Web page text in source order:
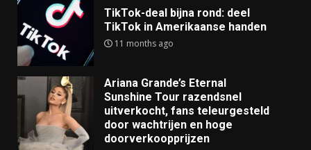
TikTok-deal bijna rond: deel
TikTok in Amerikaanse handen
11 months ago
Ariana Grande’s Eternal
Sunshine Tour razendsnel
uitverkocht, fans teleurgesteld
door wachtrijen en hoge
doorverkoopprijzen